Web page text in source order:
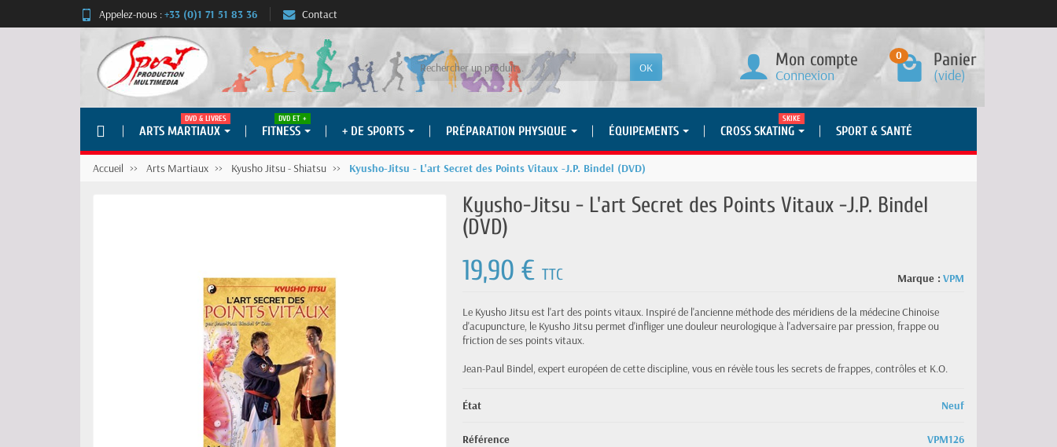
Appelez-nous :+33 (0)1 71 51 83 36 Contact
OK Mon compte
Connexion
0 Panier
(vide)
ARTS MARTIAUX
DVD & LIVRES
FITNESS
DVD ET +
+ DE SPORTS PRÉPARATION PHYSIQUE ÉQUIPEMENTS CROSS SKATING
SKIKE
SPORT & SANTÉ
Accueil Arts Martiaux Kyusho Jitsu - Shiatsu Kyusho-Jitsu - L'art Secret des Points Vitaux -J.P. Bindel (DVD)
Kyusho-Jitsu - L'art Secret des Points Vitaux -J.P. Bindel
(DVD)
Marque : VPM
19,90 € TTC
Le Kyusho Jitsu est l'art des points vitaux. Inspiré de l'ancienne méthode des méridiens de la médecine Chinoise
d'acupuncture, le Kyusho Jitsu permet d'infliger une douleur neurologique à l'adversaire par pression, frappe ou
friction de ses points vitaux.
Jean-Paul Bindel, expert européen de cette discipline, vous en révèle tous les secrets de frappes, contrôles et K.O.
État Neuf
Référence VPM126